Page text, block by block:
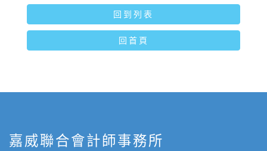
回到列表
回首頁
嘉威聯合會計師事務所